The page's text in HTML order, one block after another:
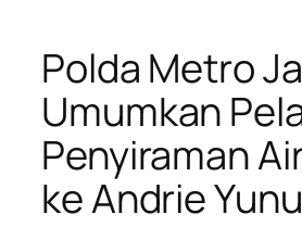
Polda Metro
Umumkan
Penyiraman
ke Andrie